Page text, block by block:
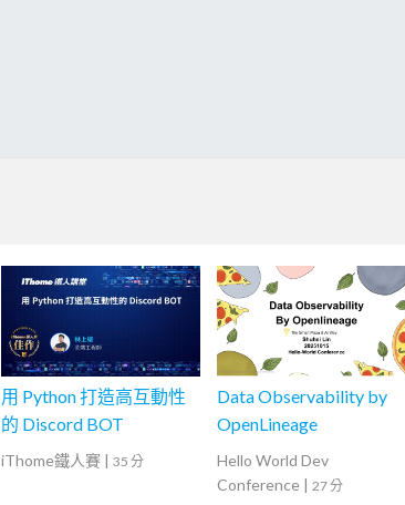
用 Python 打造高互動性
的 Discord BOT
iThome鐵人賽 | 35 分
Data Observability by
OpenLineage
Hello World Dev
Conference | 27 分